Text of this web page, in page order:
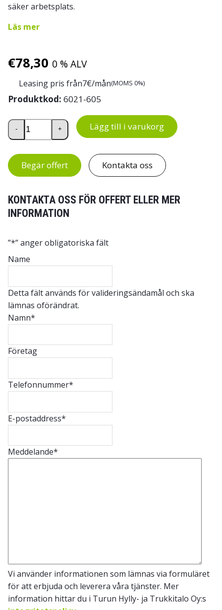
säker arbetsplats.
Läs mer
€78,30 0 % ALV
Leasing pris från7€/mån(MOMS 0%)
Produktkod: 6021-605
Säckställ för plaståtervinning 240 L mängd
- + Lägg till i varukorg
Begär offert Kontakta oss
KONTAKTA OSS FÖR OFFERT ELLER MER
INFORMATION
”*” anger obligatoriska fält
Name
Detta fält används för valideringsändamål och ska
lämnas oförändrat.
Namn*
Företag
Telefonnummer*
E-postaddress*
Meddelande*
Vi använder informationen som lämnas via formuläret
för att erbjuda och leverera våra tjänster. Mer
information hittar du i Turun Hylly- ja Trukkitalo Oy:s